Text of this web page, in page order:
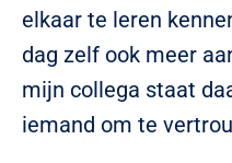
elkaar te leren
dag zelf ook meer
mijn collega staat
iemand om te